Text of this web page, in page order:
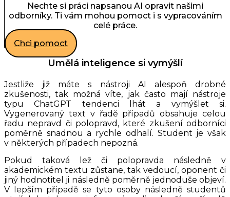
Nechte si práci napsanou AI opravit našimi
odborníky. Ti vám mohou pomoct i s vypracováním
celé práce.
Chci pomoct
Umělá inteligence si vymýšlí
Jestliže již máte s nástroji AI alespoň drobné
zkušenosti, tak možná víte, jak často mají nástroje
typu ChatGPT tendenci lhát a vymýšlet si.
Vygenerovaný text v řadě případů obsahuje celou
řadu nepravd či polopravd, které zkušení odborníci
poměrně snadnou a rychle odhalí. Student je však
v některých případech nepozná.
Pokud taková lež či polopravda následně v
akademickém textu zůstane, tak vedoucí, oponent či
jiný hodnotitel ji následně poměrně jednoduše objeví.
V lepším případě se tyto osoby následně studentů